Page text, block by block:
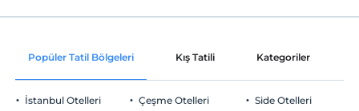
Check/out
Evcil Hayvan
Sigara
Oda süslemesi
Bir sabah odaya kahvaltı servisi
Popüler Tatil Bölgeleri Kış Tatili Kategoriler
İstanbul Otelleri Çeşme Otelleri Side Otelleri